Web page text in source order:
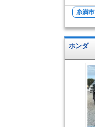
糸満市
ホンダ